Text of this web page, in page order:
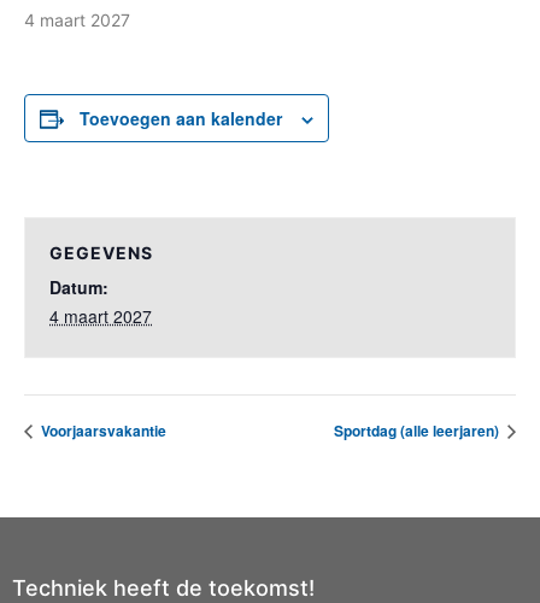
4 maart 2027
Toevoegen aan kalender
GEGEVENS
Datum:
4 maart 2027
Voorjaarsvakantie Sportdag (alle leerjaren)
Techniek heeft de toekomst!